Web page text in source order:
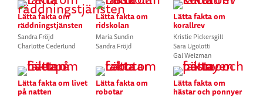
Lätta fakta om
räddningstjänsten
Sandra Fröjd
Charlotte Cederlund
Lätta fakta om
ridskolan
Maria Sundin
Sandra Fröjd
Lätta fakta om
korallrev
Kristie Pickersgill
Sara Ugolotti
Gal Weizman
Lätta fakta om livet
på natten
Lätta fakta om
robotar
Lätta fakta om
hästar och ponnyer